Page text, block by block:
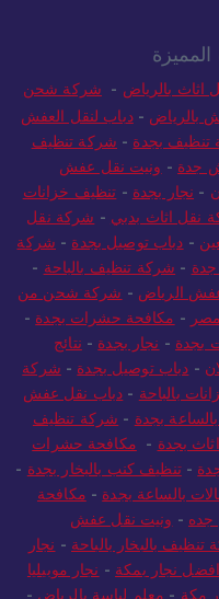
اثاث بالرياض - شركة شحن
بالرياض -دباب لنقل العفش
تنظيف بجدة - شركة تنظيف
جدة - ونيت نقل عفش
- نجار بجدة - تنظيف خزانات
نقل اثاث بدبي - شركة نقل
- دباب توصيل بجدة - شركة
- شركة تنظيف بالباحة -
الرياض - شركة شحن من
- مكافحة حشرات بجدة -
بجدة - نجار بجدة - نتائج
- دباب توصيل بجدة - شركة
بالباحة - دباب نقل عفش
بجدة - شركة تنظيف
بجدة - مكافحة حشرات
-تنظيف كنب بالبخار بجدة -
بالساعة بجدة - مكافحة
- ونيت نقل عفش
تنظيف بالبخار بالباحة - نجار
افضل نجار بمكة - نجار موبيليا
مكة - معلم لياسة بالرياض -